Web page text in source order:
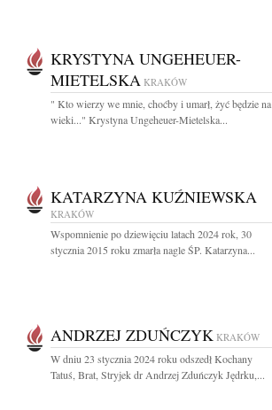
KRYSTYNA UNGEHEUER-
MIETELSKA KRAKÓW
" Kto wierzy we mnie, choćby i umarł, żyć będzie na
wieki..." Krystyna Ungeheuer-Mietelska...
KATARZYNA KUŹNIEWSKA
KRAKÓW
Wspomnienie po dziewięciu latach 2024 rok, 30
stycznia 2015 roku zmarła nagle ŚP. Katarzyna...
ANDRZEJ ZDUŃCZYK KRAKÓW
W dniu 23 stycznia 2024 roku odszedł Kochany
Tatuś, Brat, Stryjek dr Andrzej Zduńczyk Jędrku,...